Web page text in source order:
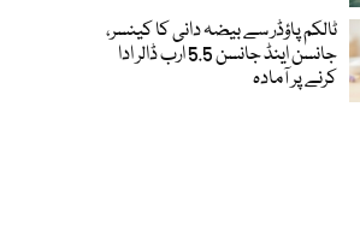
ٹالکم پاؤڈر سے بیضہ دانی کا کینسر،
جانسن اینڈ جانسن 5.5 ارب ڈالر ادا
کرنے پر آمادہ